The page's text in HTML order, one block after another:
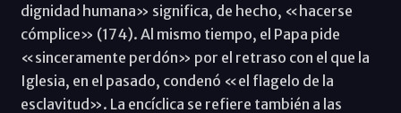
dignidad humana» significa, de hecho, «hacerse
cómplice» (174). Al mismo tiempo, el Papa pide
«sinceramente perdón» por el retraso con el que la
Iglesia, en el pasado, condenó «el flagelo de la
esclavitud». La encíclica se refiere también a las